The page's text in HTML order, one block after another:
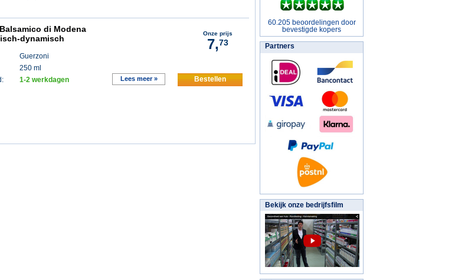
di Modena
dynamisch
Guerzoni
250 ml
1-2 werkdagen Lees meer »
Onze prijs
7,73
Bestellen
60.205 beoordelingen door
bevestigde kopers
Partners
Bekijk onze bedrijfsfilm